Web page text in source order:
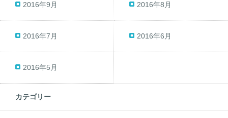
2016年9月 2016年8月
2016年7月 2016年6月
2016年5月
カテゴリー